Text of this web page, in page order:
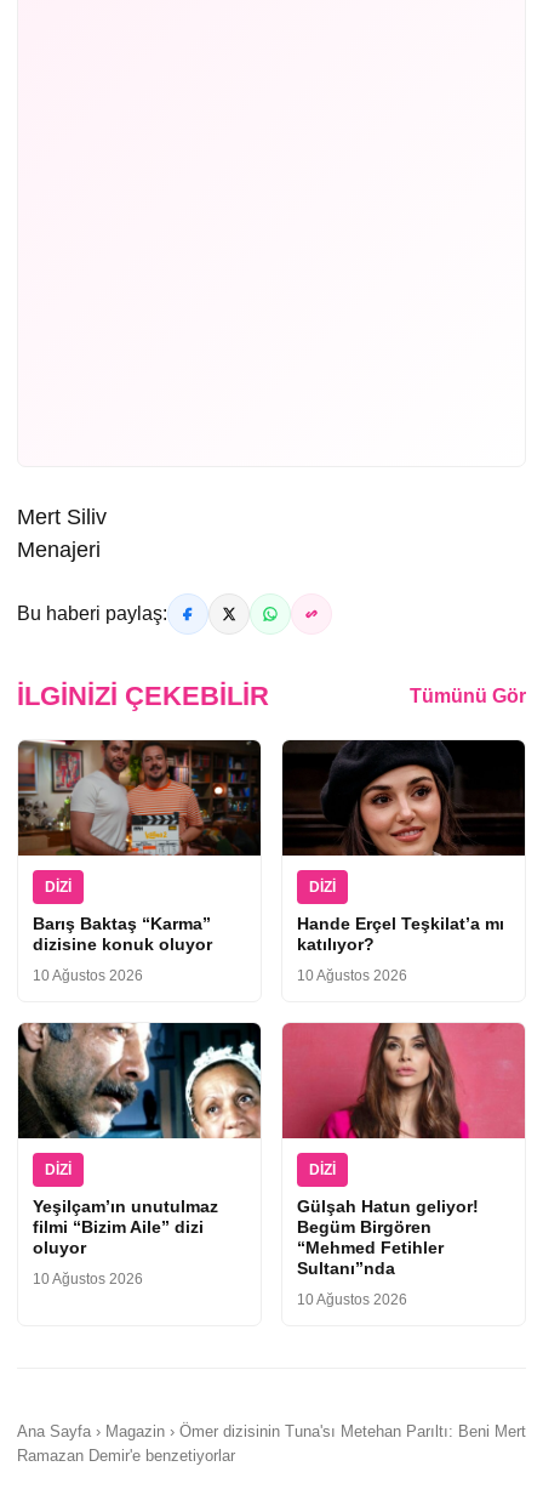
Mert Siliv
Menajeri
Bu haberi paylaş:
İLGINIZI ÇEKEBILIR Tümünü Gör
DIZI
Barış Baktaş “Karma”
dizisine konuk oluyor
10 Ağustos 2026
DIZI
Hande Erçel Teşkilat’a mı
katılıyor?
10 Ağustos 2026
DIZI
Yeşilçam’ın unutulmaz
filmi “Bizim Aile” dizi
oluyor
10 Ağustos 2026
DIZI
Gülşah Hatun geliyor!
Begüm Birgören
“Mehmed Fetihler
Sultanı”nda
10 Ağustos 2026
Ana Sayfa › Magazin › Ömer dizisinin Tuna'sı Metehan Parıltı: Beni Mert
Ramazan Demir'e benzetiyorlar